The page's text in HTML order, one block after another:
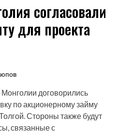
согласовали
для проекта
договорились
по акционерному займу
Стороны также будут
связанные с